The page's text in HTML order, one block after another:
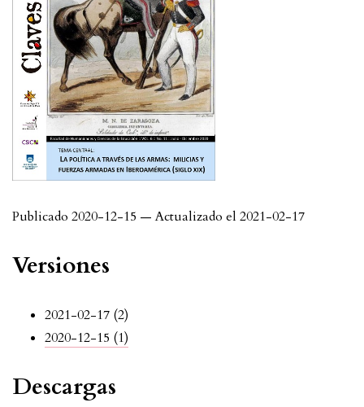
Publicado 2020-12-15 — Actualizado el 2021-02-17
Versiones
2021-02-17 (2)
2020-12-15 (1)
Descargas